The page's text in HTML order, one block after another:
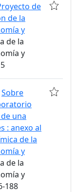
de
de la
y
de la
y
Sobre
una
: anexo al
de la
y
de la
y
188